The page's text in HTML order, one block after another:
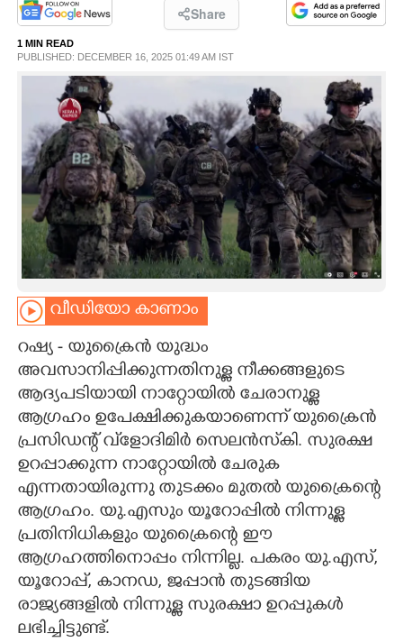
LIFESTYLE
SPIRITUAL
INFO+
ART
ASTRO
CARTOONS
LITERATURE
CONTACT US
Share
1 MIN READ
PUBLISHED: DECEMBER 16, 2025 01:49 AM IST
വീഡിയോ കാണാം
റഷ്യ - യുക്രൈൻ യുദ്ധം
അവസാനിപ്പിക്കുന്നതിനുള്ള നീക്കങ്ങളുടെ
ആദ്യപടിയായി നാറ്റോയിൽ ചേരാനുള്ള
ആഗ്രഹം ഉപേക്ഷിക്കുകയാണെന്ന് യുക്രൈൻ
പ്രസിഡന്റ് വ്‌ളോദിമിർ സെലൻസ്‌കി. സുരക്ഷ
ഉറപ്പാക്കുന്ന നാറ്റോയിൽ ചേരുക
എന്നതായിരുന്നു തുടക്കം മുതൽ യുക്രൈന്റെ
ആഗ്രഹം. യു.എസും യൂറോപ്പിൽ നിന്നുള്ള
പ്രതിനിധികളും യുക്രൈന്റെ ഈ
ആഗ്രഹത്തിനൊപ്പം നിന്നില്ല. പകരം യു.എസ്,
യൂറോപ്പ്, കാനഡ, ജപ്പാൻ തുടങ്ങിയ
രാജ്യങ്ങളിൽ നിന്നുള്ള സുരക്ഷാ ഉറപ്പുകൾ
ലഭിച്ചിട്ടുണ്ട്.